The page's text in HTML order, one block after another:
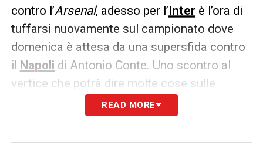
contro l’Arsenal, adesso per l’Inter è l’ora di
tuffarsi nuovamente sul campionato dove
domenica è attesa da una supersfida contro
il Napoli di Antonio Conte. Uno scontro al
vertice che potrà dire molte cose sulle
ambizioni scudetto delle squadre, al quale i
nerazzurri arrivano con la stanchezza della
READ MORE